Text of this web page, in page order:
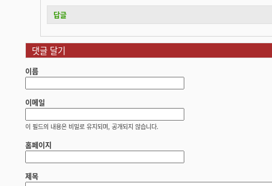
답글
댓글 달기
이름
이메일
이 필드의 내용은 비밀로 유지되며, 공개되지 않습니다.
홈페이지
제목